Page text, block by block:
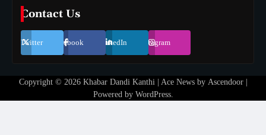
Contact Us
Twitter Facebook LinkedIn Instagram
Copyright © 2026 Khabar Dandi Kanthi| Ace News by Ascendoor|
Powered by WordPress.